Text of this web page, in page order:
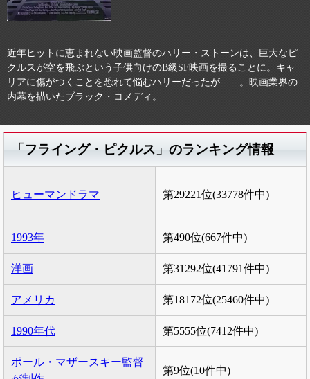
近年ヒットに恵まれない映画監督のハリー・ストーンは、巨大なピ
クルスが空を飛ぶという子供向けのB級SF映画を撮ることに。キャ
リアに傷がつくことを恐れて悩むハリーだったが……。映画業界の
内幕を描いたブラック・コメディ。
「フライング・ピクルス」のランキング情報
ヒューマンドラマ 第29221位(33778件中)
1993年 第490位(667件中)
洋画 第31292位(41791件中)
アメリカ 第18172位(25460件中)
1990年代 第5555位(7412件中)
ポール・マザースキー監督
第9位(10件中)